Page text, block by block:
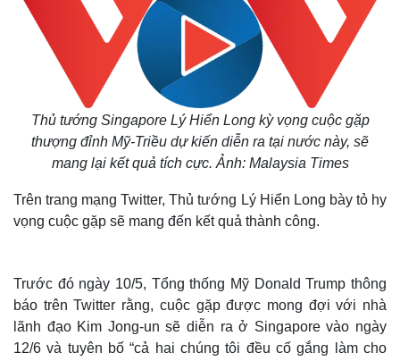
Thủ tướng Singapore Lý Hiển Long kỳ vọng cuộc gặp
thượng đỉnh Mỹ-Triều dự kiến diễn ra tại nước này, sẽ
mang lại kết quả tích cực. Ảnh: Malaysia Times
Trên trang mạng Twitter, Thủ tướng Lý Hiển Long bày tỏ hy
vọng cuộc gặp sẽ mang đến kết quả thành công.
Trước đó ngày 10/5, Tổng thống Mỹ Donald Trump thông
báo trên Twitter rằng, cuộc gặp được mong đợi với nhà
lãnh đạo Kim Jong-un sẽ diễn ra ở Singapore vào ngày
12/6 và tuyên bố “cả hai chúng tôi đều cố gắng làm cho